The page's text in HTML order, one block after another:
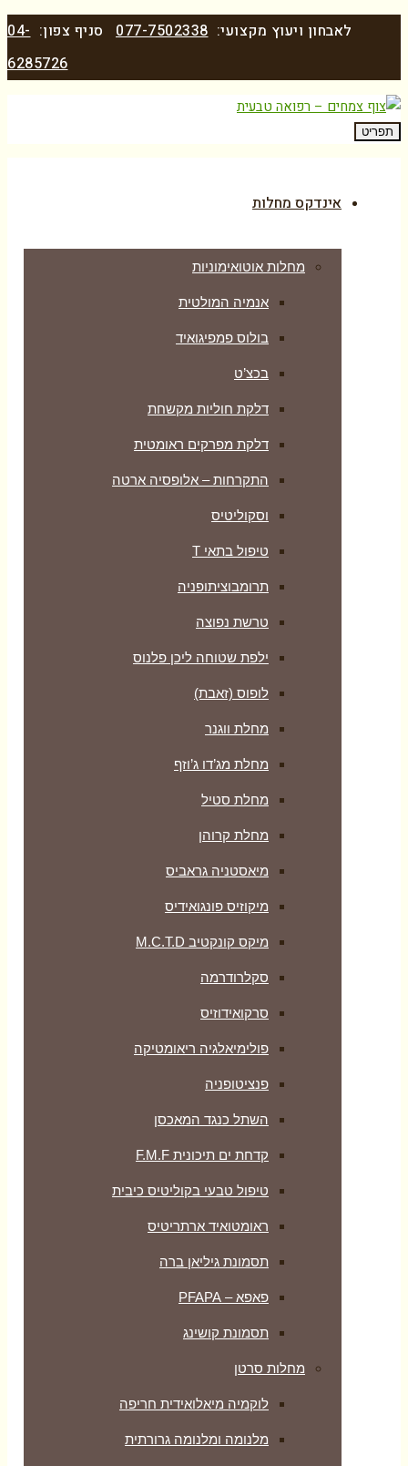
לאבחון ויעוץ מקצועי:077-7502338 סניף צפון:04-
6285726
תפריט
אינדקס מחלות
מחלות אוטואימוניות
אנמיה המולטית
בולוס פמפיגואיד
בכצ’ט
דלקת חוליות מקשחת
דלקת מפרקים ראומטית
התקרחות – אלופסיה ארטה
וסקוליטיס
טיפול בתאי T
תרומבוציתופניה
טרשת נפוצה
ילפת שטוחה ליכן פלנוס
לופוס (זאבת)
מחלת ווגנר
מחלת מג’דו ג’וזף
מחלת סטיל
מחלת קרוהן
מיאסטניה גראביס
מיקוזיס פונגואידיס
מיקס קונקטיב M.C.T.D
סקלרודרמה
סרקואידוזיס
פולימיאלגיה ריאומטיקה
‏פנציטופניה
השתל כנגד המאכסן
קדחת ים תיכונית F.M.F
טיפול טבעי בקוליטיס כיבית
ראומטואיד ארתריטיס
תסמונת גיליאן ברה
פאפא – PFAPA
תסמונת קושינג
מחלות סרטן
לוקמיה מיאלואידית חריפה
מלנומה ומלנומה גרורתית